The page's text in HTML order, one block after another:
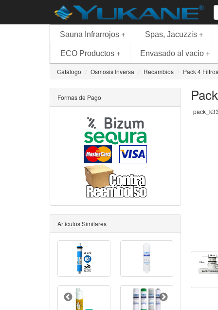
+
Sauna Infrarrojos +
Spas, Jacuzzis
+
ECO Productos +
Envasado al vacio
Catálogo Osmosis Inversa Recambios Pack 4
Formas de Pago
Artículos Similares